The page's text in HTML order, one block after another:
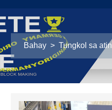
Bahay > Tungkol sa atin